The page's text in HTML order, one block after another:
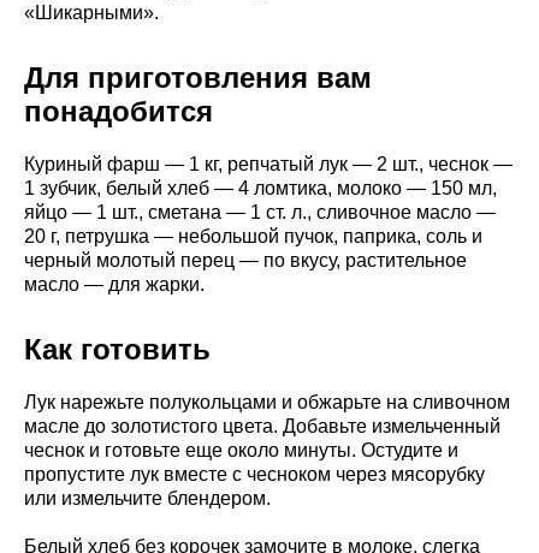
«Шикарными».
Для приготовления вам
понадобится
Куриный фарш — 1 кг, репчатый лук — 2 шт., чеснок —
1 зубчик, белый хлеб — 4 ломтика, молоко — 150 мл,
яйцо — 1 шт., сметана — 1 ст. л., сливочное масло —
20 г, петрушка — небольшой пучок, паприка, соль и
черный молотый перец — по вкусу, растительное
масло — для жарки.
Как готовить
Лук нарежьте полукольцами и обжарьте на сливочном
масле до золотистого цвета. Добавьте измельченный
чеснок и готовьте еще около минуты. Остудите и
пропустите лук вместе с чесноком через мясорубку
или измельчите блендером.
Белый хлеб без корочек замочите в молоке, слегка